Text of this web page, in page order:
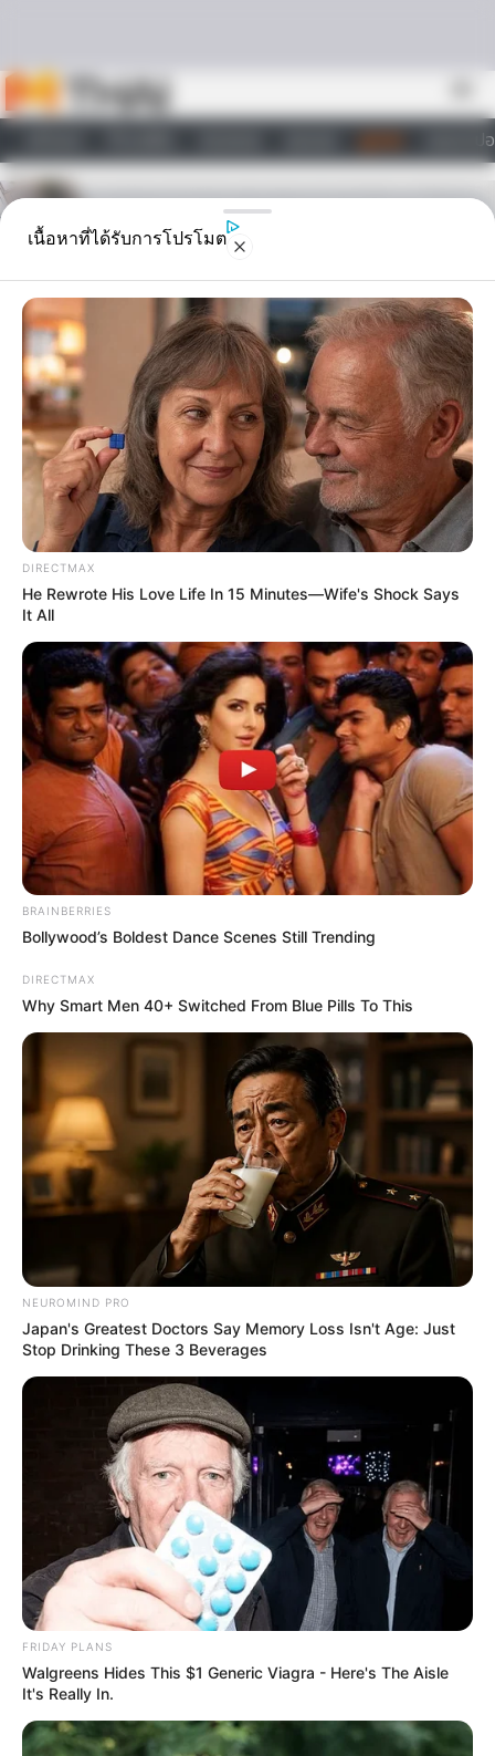
วอลเปเ
ไลฟ์สไตล์
ดูดวง
ดวงรายวัน วันพุธ ที่ 24
พฤษภาคม 2566
ดวงประจำวันวันพุธ ที่ 24 พฤษภาคม 2566
Home/ดูดวง / ดวงรายวัน วันพุธ ที่ 24 พฤษภาคม 2566
ดูดวง|
24 พ.ค. 2023
ดูดวงรายวัน
ดวงประจำวันวันพุธ ที่ 24 พฤษภาคม
2566
คนวันอาทิตย์
ไพ่ประจำวันของท่านในวันนี้ คือไพ่อำนาจ
วันนี้จะถูกขอร้องให้ช่วยเหลือบางเรื่อง ปฏิเสธก็ทำไม่
ได้ การงานโดดเด่นสำหรับคนค้าขาย เซล และเป็น
นายหน้าจะปิดการขายได้อย่างง่ายดาย เจรจาสำเร็จ
ใครติดขัดการเงินหรือนัดเจรจาการเงินจะได้รับการ
ช่วยเหลือ
เนื้อหาที่ได้รับการโปรโมต
DIRECTMAX
He Rewrote His Love Life In 15 Minutes—Wife's Shock Says
It All
BRAINBERRIES
Bollywood’s Boldest Dance Scenes Still Trending
DIRECTMAX
Why Smart Men 40+ Switched From Blue Pills To This
NEUROMIND PRO
Japan's Greatest Doctors Say Memory Loss Isn't Age: Just
Stop Drinking These 3 Beverages
FRIDAY PLANS
Walgreens Hides This $1 Generic Viagra - Here's The Aisle
It's Really In.